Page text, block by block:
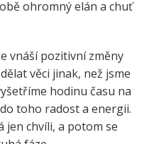
ohromný elán a chuť
vnáší pozitivní změny
věci jinak, než jsme
hodinu času na
toho radost a energii.
jen chvíli, a potom se